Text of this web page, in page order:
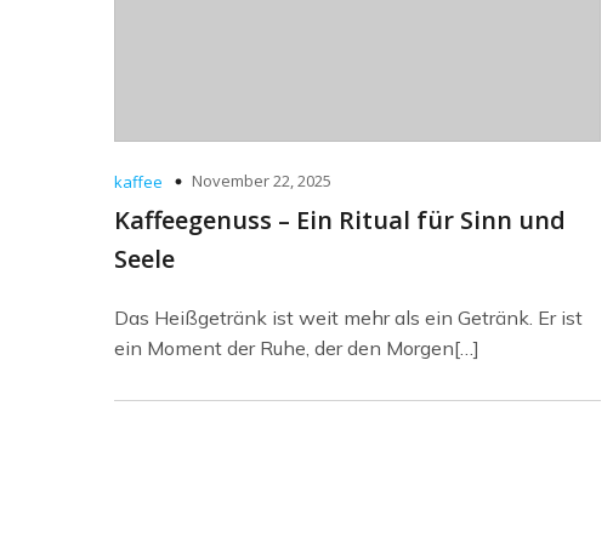
kaffee November 22, 2025
Kaffeegenuss – Ein Ritual für Sinn und
Seele
Das Heißgetränk ist weit mehr als ein Getränk. Er ist
ein Moment der Ruhe, der den Morgen[…]